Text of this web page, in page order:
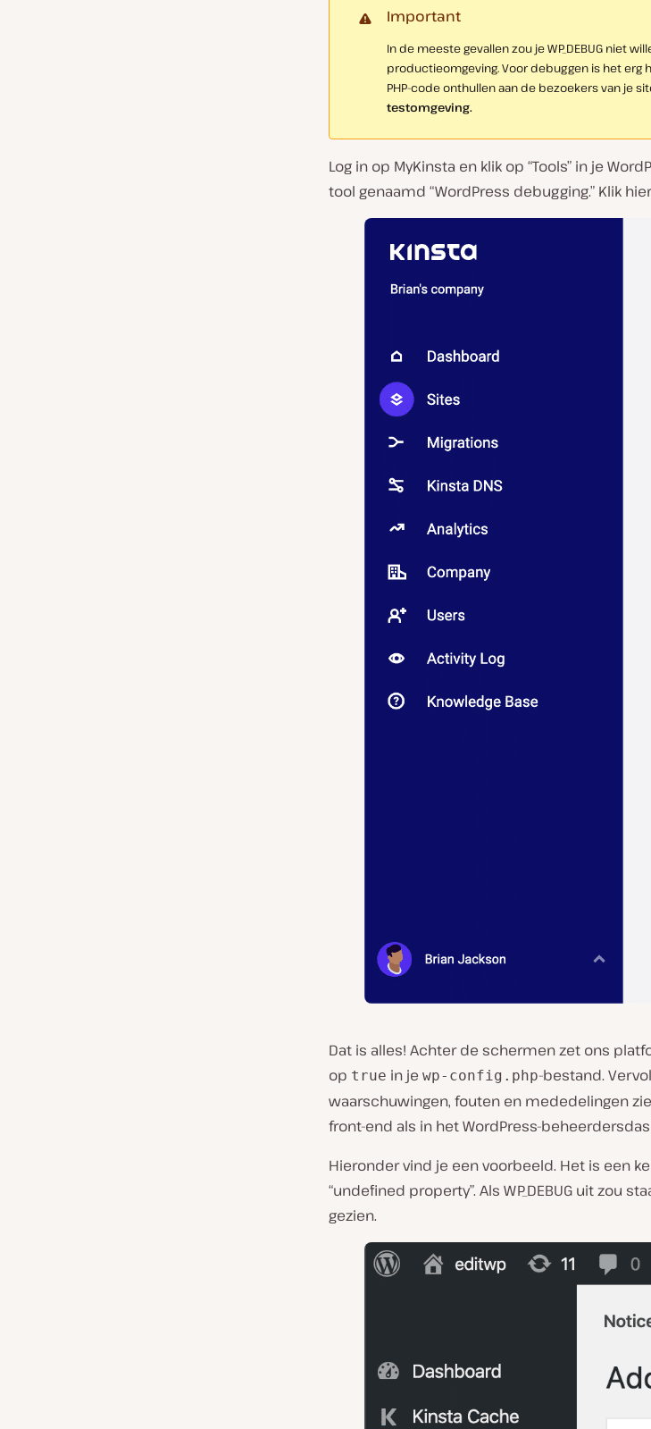
Important
In de meeste gevallen zou je WP_DEBUG niet
productieomgeving. Voor debuggen is het erg
PHP-code onthullen aan de bezoekers van je
testomgeving.
Log in op MyKinsta en klik op “Tools” in je
tool genaamd “WordPress debugging.” Klik
Dat is alles! Achter de schermen zet ons
op true in je wp-config.php-bestand.
waarschuwingen, fouten en mededelingen
front-end als in het WordPress-
Hieronder vind je een voorbeeld. Het is een
“undefined property”. Als WP_DEBUG uit zou
gezien.